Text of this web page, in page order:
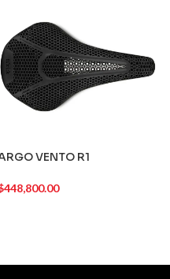
VENTO R1
448,800.00